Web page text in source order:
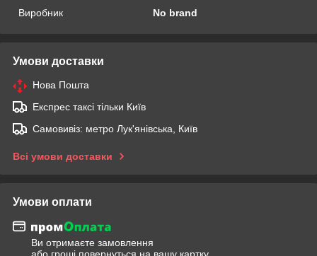
Виробник
No brand
Умови доставки
Нова Пошта
Експрес таксі тільки Київ
Самовивіз: метро Лук'янівська, Київ
Всі умови доставки
Умови оплати
Ви отримаєте замовлення